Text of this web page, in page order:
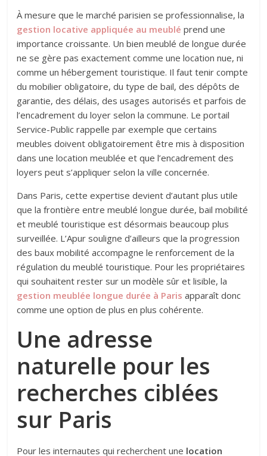
À mesure que le marché parisien se professionnalise, la
gestion locative appliquée au meublé prend une
importance croissante. Un bien meublé de longue durée
ne se gère pas exactement comme une location nue, ni
comme un hébergement touristique. Il faut tenir compte
du mobilier obligatoire, du type de bail, des dépôts de
garantie, des délais, des usages autorisés et parfois de
l’encadrement du loyer selon la commune. Le portail
Service-Public rappelle par exemple que certains
meubles doivent obligatoirement être mis à disposition
dans une location meublée et que l’encadrement des
loyers peut s’appliquer selon la ville concernée.
Dans Paris, cette expertise devient d’autant plus utile
que la frontière entre meublé longue durée, bail mobilité
et meublé touristique est désormais beaucoup plus
surveillée. L’Apur souligne d’ailleurs que la progression
des baux mobilité accompagne le renforcement de la
régulation du meublé touristique. Pour les propriétaires
qui souhaitent rester sur un modèle sûr et lisible, la
gestion meublée longue durée à Paris apparaît donc
comme une option de plus en plus cohérente.
Une adresse
naturelle pour les
recherches ciblées
sur Paris
Pour les internautes qui recherchent une location